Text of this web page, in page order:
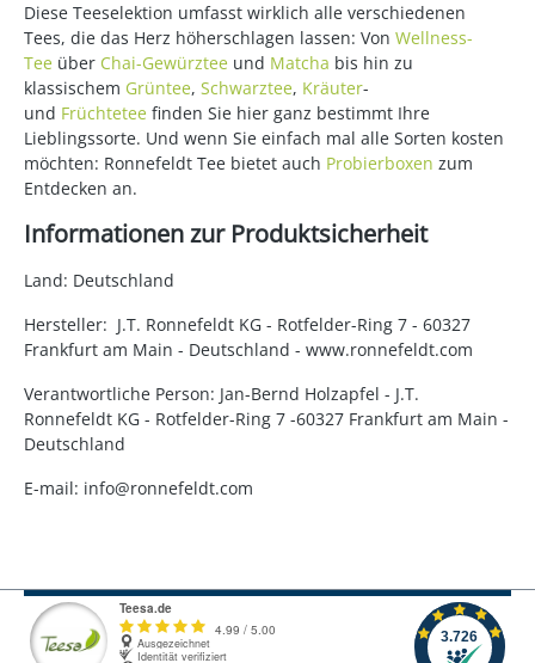
Diese Teeselektion umfasst wirklich alle verschiedenen
Tees, die das Herz höherschlagen lassen: Von Wellness-
Tee über Chai-Gewürztee und Matcha bis hin zu
klassischem Grüntee, Schwarztee, Kräuter-
und Früchtetee finden Sie hier ganz bestimmt Ihre
Lieblingssorte. Und wenn Sie einfach mal alle Sorten kosten
möchten: Ronnefeldt Tee bietet auch Probierboxen zum
Entdecken an.
Informationen zur Produktsicherheit
Land: Deutschland
Hersteller: J.T. Ronnefeldt KG - Rotfelder-Ring 7 - 60327
Frankfurt am Main - Deutschland - www.ronnefeldt.com
Verantwortliche Person: Jan-Bernd Holzapfel - J.T.
Ronnefeldt KG - Rotfelder-Ring 7 -60327 Frankfurt am Main -
Deutschland
E-mail: info@ronnefeldt.com